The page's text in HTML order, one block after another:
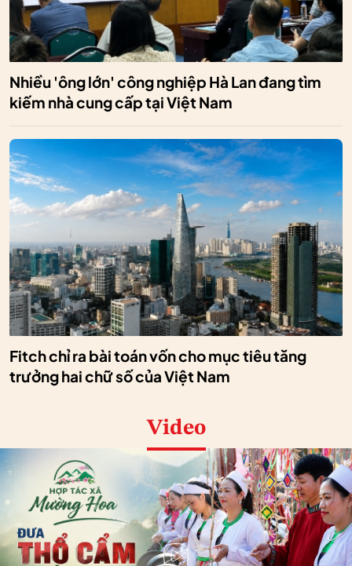
Nhiều 'ông lớn' công nghiệp Hà Lan đang tìm
kiếm nhà cung cấp tại Việt Nam
Fitch chỉ ra bài toán vốn cho mục tiêu tăng
trưởng hai chữ số của Việt Nam
Video